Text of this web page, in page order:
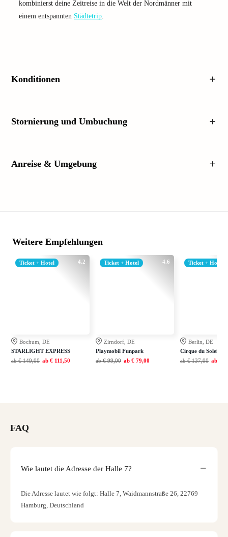
kombinierst deine Zeitreise in die Welt der Nordmänner mit
einem entspannten Städtetrip.
Konditionen
Stornierung und Umbuchung
Anreise & Umgebung
Weitere Empfehlungen
4.2
Ticket + Hotel
Bochum, DE
STARLIGHT EXPRESS
ab € 149,00 ab € 111,50
4.6
Ticket + Hotel
Zirndorf, DE
Playmobil Funpark
ab € 99,00 ab € 79,00
Ticket + Hotel
Berlin, DE
Cirque du Soleil
ab € 137,00 ab
FAQ
Wie lautet die Adresse der Halle 7?
Die Adresse lautet wie folgt: Halle 7, Waidmannstraße 26, 22769
Hamburg, Deutschland